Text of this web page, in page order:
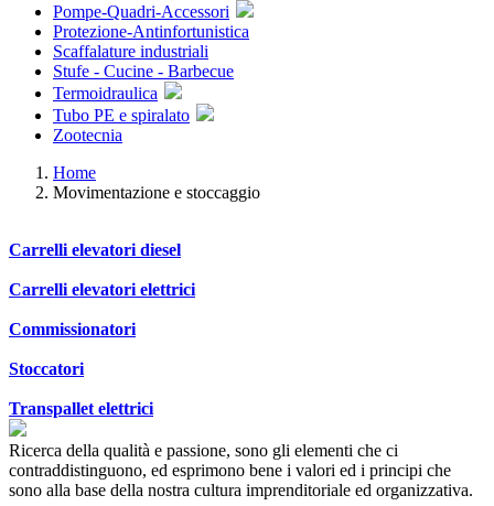
Pompe-Quadri-Accessori
Protezione-Antinfortunistica
Scaffalature industriali
Stufe - Cucine - Barbecue
Termoidraulica
Tubo PE e spiralato
Zootecnia
Home
Movimentazione e stoccaggio
Carrelli elevatori diesel
Carrelli elevatori elettrici
Commissionatori
Stoccatori
Transpallet elettrici
Ricerca della qualità e passione, sono gli elementi che ci
contraddistinguono, ed esprimono bene i valori ed i principi che
sono alla base della nostra cultura imprenditoriale ed organizzativa.